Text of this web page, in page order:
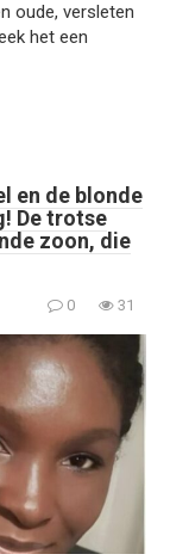
oude, versleten
het een
en de blonde
De trotse
zoon, die
0 31